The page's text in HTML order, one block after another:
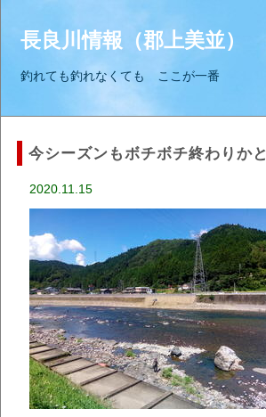
長良川情報（郡上美並）
釣れても釣れなくても ここが一番
今シーズンもボチボチ終わりかと
2020.11.15